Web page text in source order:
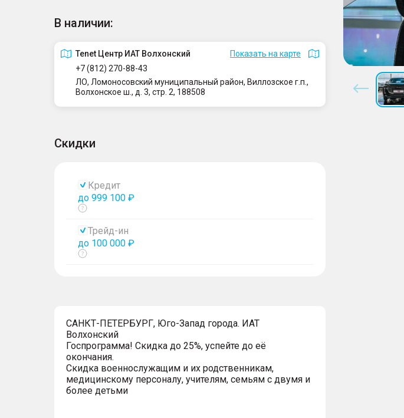
В наличии:
Tenet Центр ИАТ Волхонский
Показать на карте
+7 (812) 270-88-43
ЛО, Ломоносовский муниципальный район, Виллозское г.п.,
Волхонское ш., д. 3, стр. 2, 188508
Скидки
Кредит
до 999 100 ₽
Показать
Трейд-ин
до 100 000 ₽
Показать
САНКТ-ПЕТЕРБУРГ, Юго-Запад города. ИАТ
Волхонский
Госпрограмма! Скидка до 25%, успейте до её
окончания.
Скидка военнослужащим и их родственникам,
медицинскому персоналу, учителям, семьям с двумя и
более детьми